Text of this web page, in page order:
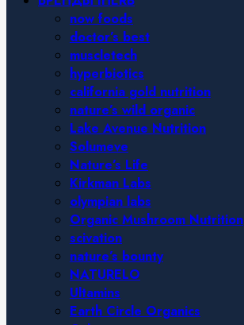
now foods
doctor’s best
muscletech
hyperbiotics
california gold nutrition
nature’s wild organic
Lake Avenue Nutrition
Solumeve
Nature’s Life
Kirkman Labs
olympian labs
Organic Mushroom Nutrition
scivation
nature’s bounty
NATURELO
Ultamins
Earth Circle Organics